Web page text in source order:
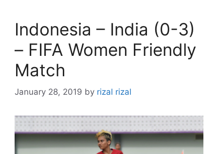
Indonesia – India (0-3)
– FIFA Women Friendly
Match
January 28, 2019 by rizal rizal